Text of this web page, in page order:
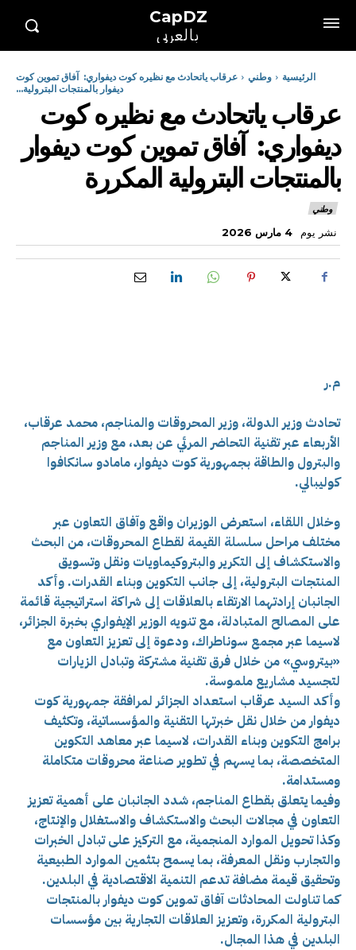
CapDZ
بالعربي
الرئيسية وطني
عرقاب ياتحادث مع نظيره كوت ديفواري: آفاق تموين كوت
ديفوار بالمنتجات البترولية...
عرقاب ياتحادث مع نظيره كوت
ديفواري: آفاق تموين كوت ديفوار
بالمنتجات البترولية المكررة
وطني
نشر يوم 4 مارس 2026
م.ر
تحادث وزير الدولة، وزير المحروقات والمناجم، محمد عرقاب،
الأربعاء عبر تقنية التحاضر المرئي عن بعد، مع وزير المناجم
والبترول والطاقة بجمهورية كوت ديفوار، مامادو سانكافوا
كوليبالي.
وخلال اللقاء، استعرض الوزيران واقع وآفاق التعاون عبر
مختلف مراحل سلسلة القيمة لقطاع المحروقات، من البحث
والاستكشاف إلى التكرير والبتروكيماويات ونقل وتسويق
المنتجات البترولية، إلى جانب التكوين وبناء القدرات. وأكد
الجانبان إرادتهما الارتقاء بالعلاقات إلى شراكة استراتيجية قائمة
على المصالح المتبادلة، مع تنويه الوزير الإيفواري بخبرة الجزائر،
لاسيما عبر مجمع سوناطراك، ودعوة إلى تعزيز التعاون مع
«بيتروسي» من خلال فرق تقنية مشتركة وتبادل الزيارات
لتجسيد مشاريع ملموسة.
وأكد السيد عرقاب استعداد الجزائر لمرافقة جمهورية كوت
ديفوار من خلال نقل خبرتها التقنية والمؤسساتية، وتكثيف
برامج التكوين وبناء القدرات، لاسيما عبر معاهد التكوين
المتخصصة، بما يسهم في تطوير صناعة محروقات متكاملة
ومستدامة.
وفيما يتعلق بقطاع المناجم، شدد الجانبان على أهمية تعزيز
التعاون في مجالات البحث والاستكشاف والاستغلال والإنتاج،
وكذا تحويل الموارد المنجمية، مع التركيز على تبادل الخبرات
والتجارب ونقل المعرفة، بما يسمح بتثمين الموارد الطبيعية
وتحقيق قيمة مضافة تدعم التنمية الاقتصادية في البلدين.
كما تناولت المحادثات آفاق تموين كوت ديفوار بالمنتجات
البترولية المكررة، وتعزيز العلاقات التجارية بين مؤسسات
البلدين في هذا المجال.